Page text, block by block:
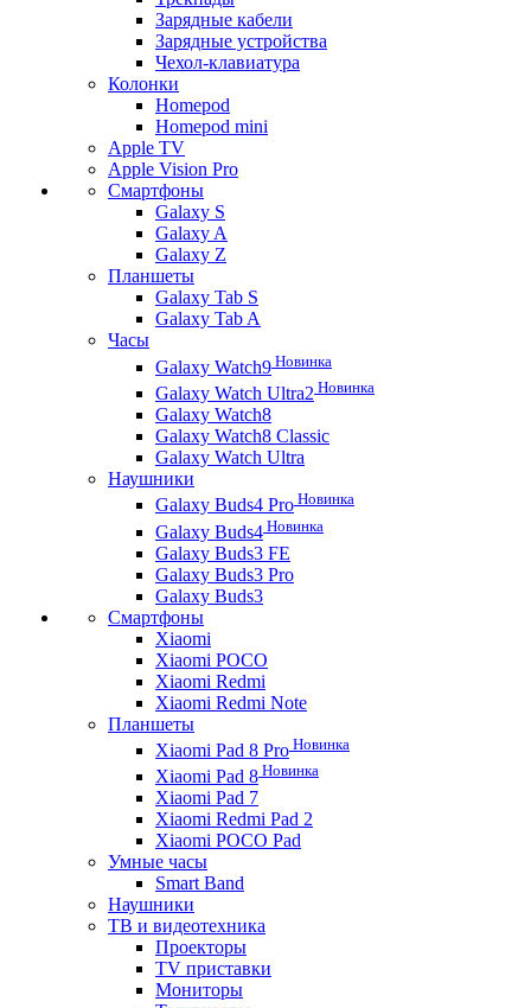
Зарядные кабели
Зарядные устройства
Чехол-клавиатура
Колонки
Homepod
Homepod mini
Apple TV
Apple Vision Pro
Смартфоны
Galaxy S
Galaxy A
Galaxy Z
Планшеты
Galaxy Tab S
Galaxy Tab A
Часы
Galaxy Watch9 Новинка
Galaxy Watch Ultra2 Новинка
Galaxy Watch8
Galaxy Watch8 Classic
Galaxy Watch Ultra
Наушники
Galaxy Buds4 Pro Новинка
Galaxy Buds4 Новинка
Galaxy Buds3 FE
Galaxy Buds3 Pro
Galaxy Buds3
Смартфоны
Xiaomi
Xiaomi POCO
Xiaomi Redmi
Xiaomi Redmi Note
Планшеты
Xiaomi Pad 8 Pro Новинка
Xiaomi Pad 8 Новинка
Xiaomi Pad 7
Xiaomi Redmi Pad 2
Xiaomi POCO Pad
Умные часы
Smart Band
Наушники
ТВ и видеотехника
Проекторы
TV приставки
Мониторы